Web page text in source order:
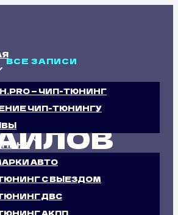
— ЧИП-ТЮНИНГ
ЧИП-ТЮНИНГУ
АВТО
С ВЫЕЗДОМ
ДВС
АКПП
ВСЕ ЗАПИСИ
208